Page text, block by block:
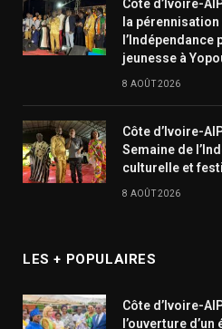
Côte d’Ivoire-
la
jeunesse à
8 AOÛT 2026
Côte d’Ivoire-
Semaine de
culturelle et
8 AOÛT 2026
LES + POPULAIRES
Côte d’Ivoire-
l’ouverture